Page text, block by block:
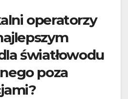
operatorzy
światłowodu
poza